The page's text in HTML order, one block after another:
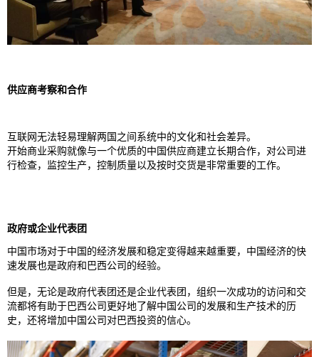
供应商考察和合作
互联网无法轻易理解两国之间系统中的文化和社会差异。
开始商业采购就像与一个优质的中国供应商建立长期合作，对公司进
行检查，监控生产，控制质量以及按时交货是非常重要的工作。
政府或企业代表团
中国市场对于中国的经济发展和稳定变得越来越重要，中国经济的快
速发展也是政府和巴西公司的经验。
但是，无论是政府代表团还是企业代表团，组织一次成功的访问和交
流都将有助于巴西公司更好地了解中国公司的发展和生产技术的历
史，还将增加中国公司对巴西投资的信心。